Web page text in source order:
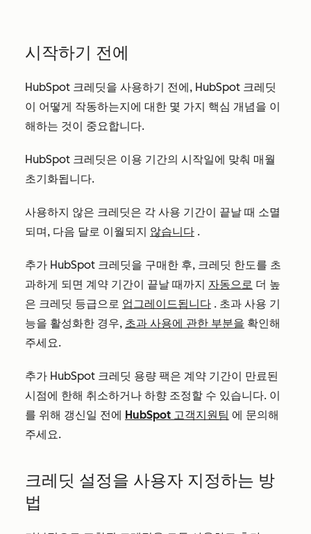
시작하기 전에
HubSpot 크레딧을 사용하기 전에, HubSpot 크레딧
이 어떻게 작동하는지에 대한 몇 가지 핵심 개념을 이
해하는 것이 중요합니다.
HubSpot 크레딧은 이용 기간의 시작일에 맞춰 매월
초기화됩니다.
사용하지 않은 크레딧은 각 사용 기간이 끝날 때 소멸
되며, 다음 달로 이월되지 않습니다 .
추가 HubSpot 크레딧을 구매한 후, 크레딧 한도를 초
과하게 되면 계약 기간이 끝날 때까지 자동으로 더 높
은 크레딧 등급으로 업그레이드됩니다 . 초과 사용 기
능을 활성화한 경우, 초과 사용에 관한 부분을 확인해
주세요.
추가 HubSpot 크레딧 용량 팩은 계약 기간이 만료된
시점에 한해 취소하거나 하향 조정할 수 있습니다. 이
를 위해 갱신일 전에 HubSpot 고객지원팀 에 문의해
주세요.
크레딧 설정을 사용자 지정하는 방
법